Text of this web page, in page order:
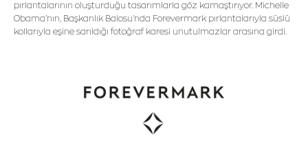
pırlantalarının oluşturduğu tasarımlarla göz kamaştırıyor. Michelle
Obama'nın, Başkanlık Balosu'nda Forevermark pırlantalarıyla süslü
kollarıyla eşine sarıldığı fotoğraf karesi unutulmazlar arasına girdi.